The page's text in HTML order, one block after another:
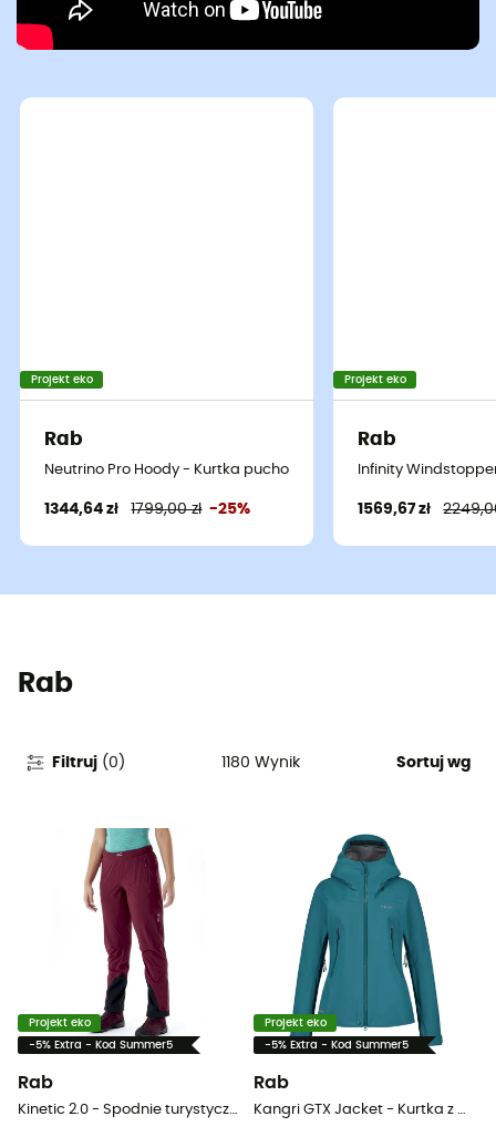
Projekt eko
Rab
Neutrino Pro Hoody - Kurtka puchowa meski
1344,64 zł 1799,00 zł -25%
Projekt eko
Rab
Infinity
1569,67 zł
Rab
Filtruj (0 ) 1180 Wynik Sortuj wg
Projekt eko
-5% Extra - Kod Summer5
Rab
Kinetic 2.0 - Spodnie turystyczne damskie
Projekt eko
-5% Extra - Kod Summer5
Rab
Kangri GTX Jacket - Kurtka z membraną damska